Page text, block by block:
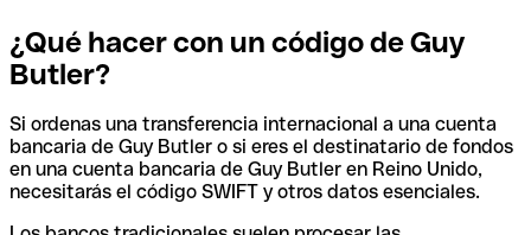
¿Qué hacer con un código de Guy
Butler?
Si ordenas una transferencia internacional a una cuenta
bancaria de Guy Butler o si eres el destinatario de fondos
en una cuenta bancaria de Guy Butler en Reino Unido,
necesitarás el código SWIFT y otros datos esenciales.